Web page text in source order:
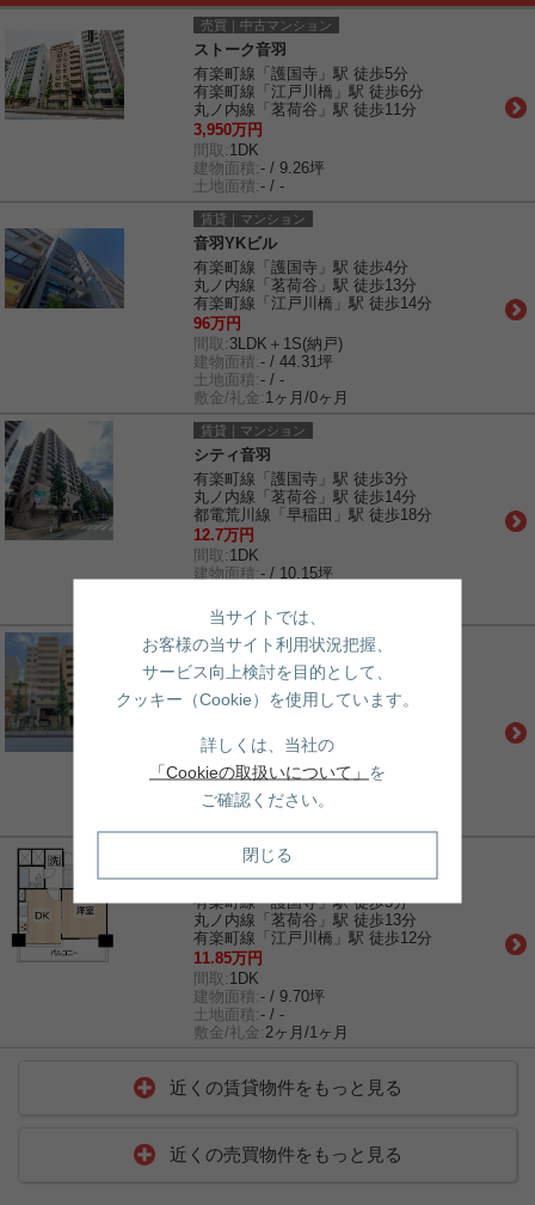
売買｜中古マンション
ストーク音羽
有楽町線「護国寺」駅 徒歩5分
有楽町線「江戸川橋」駅 徒歩6分
丸ノ内線「茗荷谷」駅 徒歩11分
3,950万円
間取: 1DK
建物面積:- / 9.26坪
土地面積:- / -
賃貸｜マンション
音羽YKビル
有楽町線「護国寺」駅 徒歩4分
丸ノ内線「茗荷谷」駅 徒歩13分
有楽町線「江戸川橋」駅 徒歩14分
96万円
間取: 3LDK＋1S(納戸)
建物面積:- / 44.31坪
土地面積:- / -
敷金/礼金: 1ヶ月/0ヶ月
賃貸｜マンション
シティ音羽
有楽町線「護国寺」駅 徒歩3分
丸ノ内線「茗荷谷」駅 徒歩14分
都電荒川線「早稲田」駅 徒歩18分
12.7万円
間取: 1DK
建物面積:- / 10.15坪
敷金/礼金: 2ヶ月/1ヶ月
賃貸｜マンション
中銀音羽マンシオン
有楽町線「護国寺」駅 徒歩3分
有楽町線「江戸川橋」駅 徒歩10分
22万円
間取:3DK
建物面積:- / 17.83坪
土地面積:- / -
賃貸｜マンション
シティ音羽
有楽町線「護国寺」駅 徒歩3分
丸ノ内線「茗荷谷」駅 徒歩13分
有楽町線「江戸川橋」駅 徒歩12分
11.85万円
間取: 1DK
建物面積:- / 9.70坪
土地面積:- / -
敷金/礼金: 2ヶ月/1ヶ月
近くの賃貸物件をもっと見る
近くの売買物件をもっと見る
当サイトでは、
お客様の当サイト利用状況把握、
サービス向上検討を目的として、
クッキー（Cookie）を使用しています。
詳しくは、当社の
「Cookieの取扱いについて」 を
ご確認ください。
閉じる